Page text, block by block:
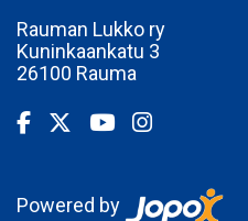
Rauman Lukko ry
Kuninkaankatu 3
26100 Rauma
Powered by